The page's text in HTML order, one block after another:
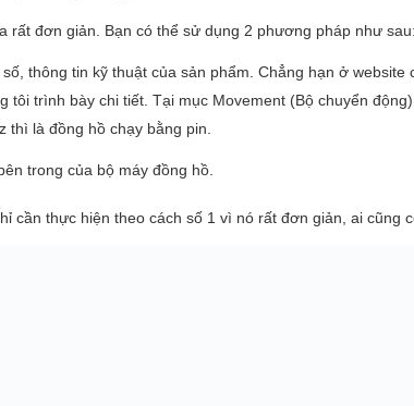
rất đơn giản. Bạn có thể sử dụng 2 phương pháp như sau:
thông tin kỹ thuật của sản phẩm. Chẳng hạn ở
tôi trình bày chi tiết. Tại mục Movement (Bộ chuyển
thì là đồng hồ chạy bằng pin.
trong của bộ máy đồng hồ.
cần thực hiện theo cách số 1 vì nó rất đơn giản, ai cũng